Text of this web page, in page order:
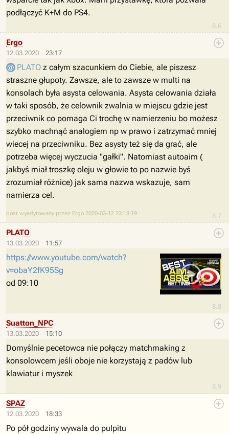
8.6
podłączyć K+M do PS4.
12.03.2020 23:17
8.7
Ergo
PLATO z całym szacunkiem do Ciebie, ale piszesz
straszne głupoty. Zawsze, ale to zawsze w multi na
konsolach była asysta celowania. Asysta celowania działa
w taki sposób, że celownik zwalnia w miejscu gdzie jest
przeciwnik co pomaga Ci trochę w namierzeniu bo możesz
szybko machnąć analogiem np w prawo i zatrzymać mniej
wiecej na przeciwniku. Bez asysty też się da grać, ale
potrzeba więcej wyczucia "gałki". Natomiast autoaim (
jakbyś miał troszkę oleju w głowie to po nazwie byś
zrozumiał różnice) jak sama nazwa wskazuje, sam
namierza cel.
post wyedytowany przez Ergo 2020-03-12 23:18:19
13.03.2020 11:57
8.8
PLATO
https://www.youtube.com/watch?
v=obaY2fK95Sg
od 09:10
13.03.2020 15:10
8.9
Suatton_NPC
Domyślnie pecetowca nie połączy matchmaking z
konsolowcem jeśli oboje nie korzystają z padów lub
klawiatur i myszek
12.03.2020 18:33
SPAZ
Po pół godziny wywala do pulpitu